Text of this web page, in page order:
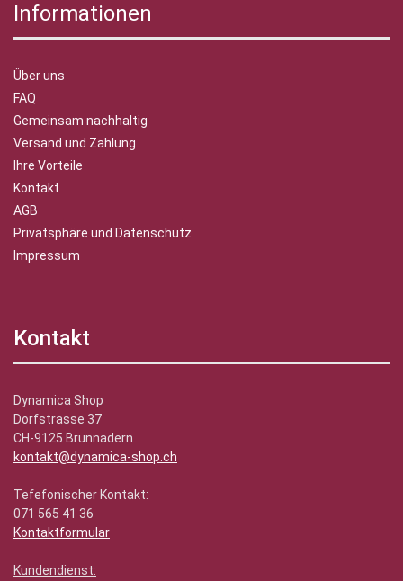
Informationen
Über uns
FAQ
Gemeinsam nachhaltig
Versand und Zahlung
Ihre Vorteile
Kontakt
AGB
Privatsphäre und Datenschutz
Impressum
Kontakt
Dynamica Shop
Dorfstrasse 37
CH-9125 Brunnadern
kontakt@dynamica-shop.ch
Tefefonischer Kontakt:
071 565 41 36
Kontaktformular
Kundendienst: